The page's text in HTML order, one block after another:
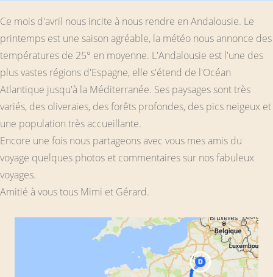
Ce mois d'avril nous incite à nous rendre en Andalousie. Le
printemps est une saison agréable, la météo nous annonce des
températures de 25° en moyenne. L'Andalousie est l'une des
plus vastes régions d'Espagne, elle s'étend de l'Océan
Atlantique jusqu'à la Méditerranée. Ses paysages sont très
variés, des oliveraies, des forêts profondes, des pics neigeux et
une population très accueillante.
Encore une fois nous partageons avec vous mes amis du
voyage quelques photos et commentaires sur nos fabuleux
voyages.
Amitié à vous tous Mimi et Gérard.